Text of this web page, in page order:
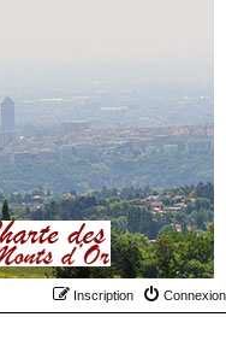
Connexion
Inscription